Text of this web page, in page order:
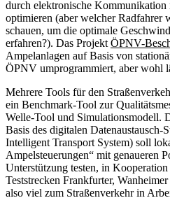
durch elektronische Kommunikation
optimieren (aber welcher Radfahrer
schauen, um die optimale
erfahren?). Das Projekt ÖPNV-
Ampelanlagen auf Basis von
ÖPNV umprogrammiert, aber wohl
Mehrere Tools für den
ein Benchmark-Tool zur
Welle-Tool und Simulationsmodell.
Basis des digitalen Datenaustausch-
Intelligent Transport System) soll
Ampelsteuerungen“ mit genaueren
Unterstützung testen, in
Teststrecken Frankfurter,
also viel zum Straßenverkehr in